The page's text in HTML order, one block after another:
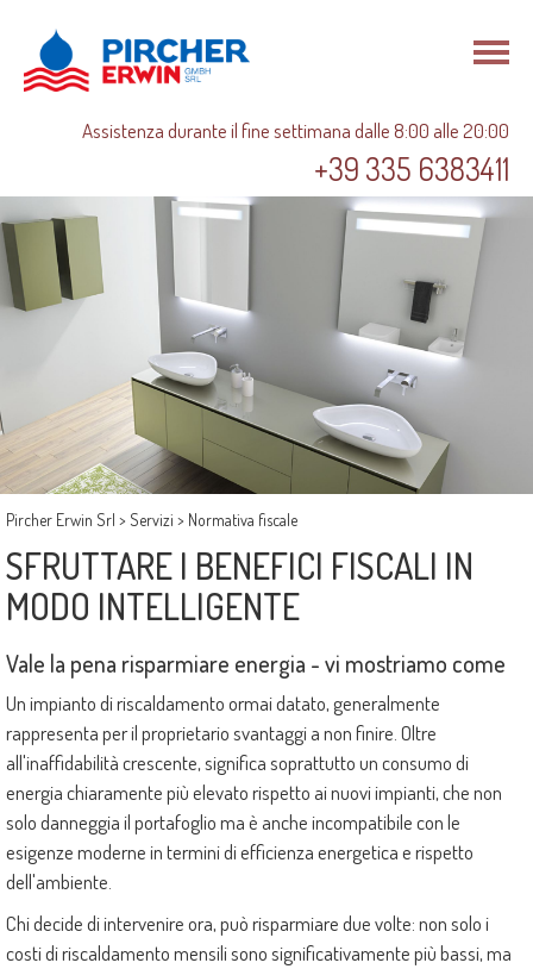
Assistenza durante il fine settimana dalle 8:00 alle 20:00
+39 335 6383411
Pircher Erwin Srl > Servizi > Normativa fiscale
SFRUTTARE I BENEFICI FISCALI IN
MODO INTELLIGENTE
Vale la pena risparmiare energia - vi mostriamo come
Un impianto di riscaldamento ormai datato, generalmente
rappresenta per il proprietario svantaggi a non finire. Oltre
all'inaffidabilità crescente, significa soprattutto un consumo di
energia chiaramente più elevato rispetto ai nuovi impianti, che non
solo danneggia il portafoglio ma è anche incompatibile con le
esigenze moderne in termini di efficienza energetica e rispetto
dell'ambiente.
Chi decide di intervenire ora, può risparmiare due volte: non solo i
costi di riscaldamento mensili sono significativamente più bassi, ma